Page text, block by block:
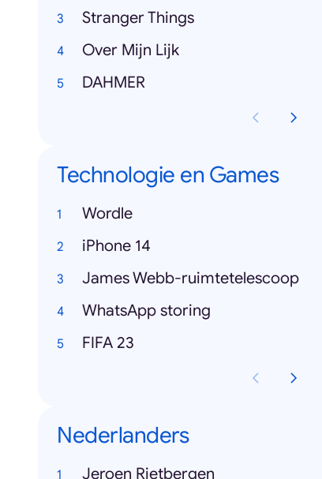
Stranger Things
Over Mijn Lijk
DAHMER
Technologie en Games
Wordle
iPhone 14
James Webb-ruimtetelescoop
WhatsApp storing
FIFA 23
Nederlanders
Jeroen Rietbergen